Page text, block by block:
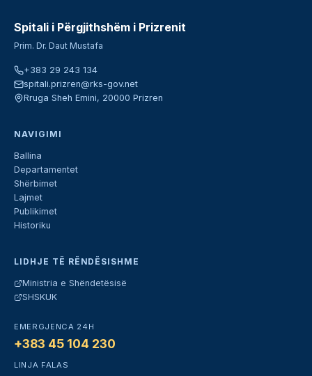
Spitali i Përgjithshëm i Prizrenit
Prim. Dr. Daut Mustafa
+383 29 243 134
spitali.prizren@rks-gov.net
Rruga Sheh Emini, 20000 Prizren
NAVIGIMI
Ballina
Departamentet
Shërbimet
Lajmet
Publikimet
Historiku
LIDHJE TË RËNDËSISHME
Ministria e Shëndetësisë
SHSKUK
EMERGJENCA 24H
+383 45 104 230
LINJA FALAS